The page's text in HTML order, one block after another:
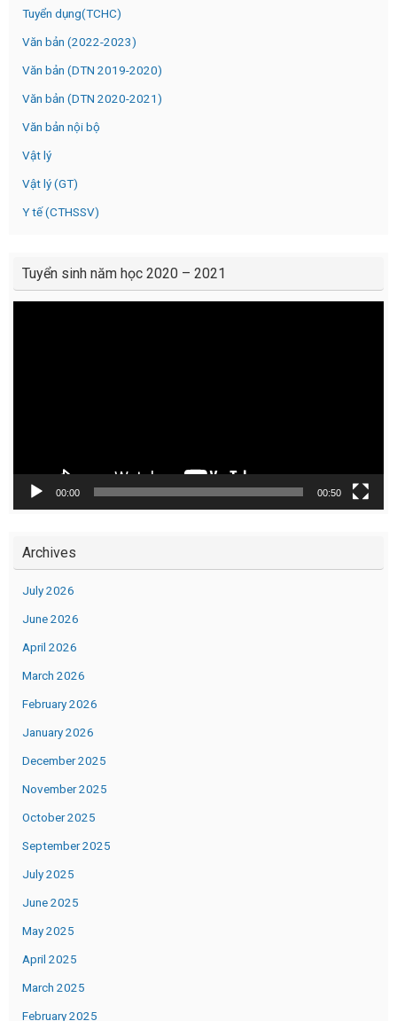
Tuyển dụng(TCHC)
Văn bản (2022-2023)
Văn bản (DTN 2019-2020)
Văn bản (DTN 2020-2021)
Văn bản nội bộ
Vật lý
Vật lý (GT)
Y tế (CTHSSV)
Tuyển sinh năm học 2020 – 2021
00:00 00:50
Archives
July 2026
June 2026
April 2026
March 2026
February 2026
January 2026
December 2025
November 2025
October 2025
September 2025
July 2025
June 2025
May 2025
April 2025
March 2025
February 2025